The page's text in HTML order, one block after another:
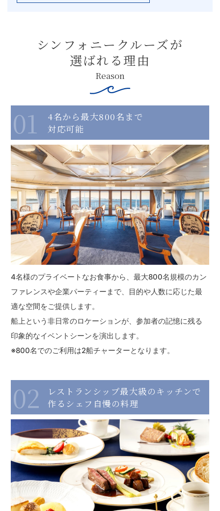
シンフォニークルーズが
選ばれる理由
Reason
01
4名から最大800名まで
対応可能
4名様のプライベートなお食事から、最大800名規模のカン
ファレンスや企業パーティーまで、目的や人数に応じた最
適な空間をご提供します。
船上という非日常のロケーションが、参加者の記憶に残る
印象的なイベントシーンを演出します。
※800名でのご利用は2船チャーターとなります。
02
レストランシップ最大級のキッチンで
作るシェフ自慢の料理